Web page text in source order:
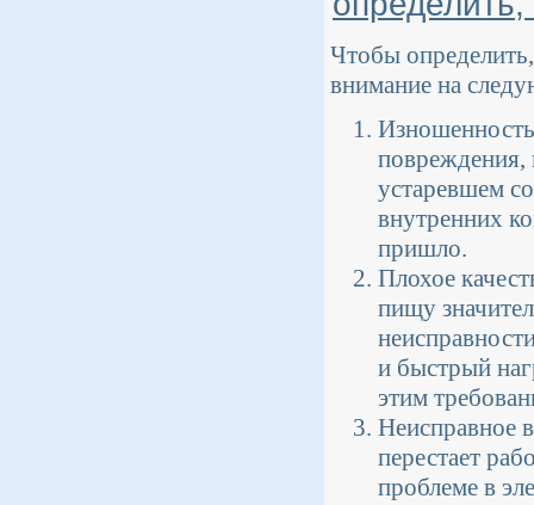
Чтобы
внимание на
повреждения,
устаревшем
внутренних
пришло.
Плохое
пищу
и быстрый
этим
Неисправное
перестает
проблеме в